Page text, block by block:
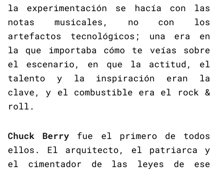
la experimentación se hacía con las
notas musicales, no con los
artefactos tecnológicos; una era en
la que importaba cómo te veías sobre
el escenario, en que la actitud, el
talento y la inspiración eran la
clave, y el combustible era el rock &
roll.
Chuck Berry fue el primero de todos
ellos. El arquitecto, el patriarca y
el cimentador de las leyes de ese